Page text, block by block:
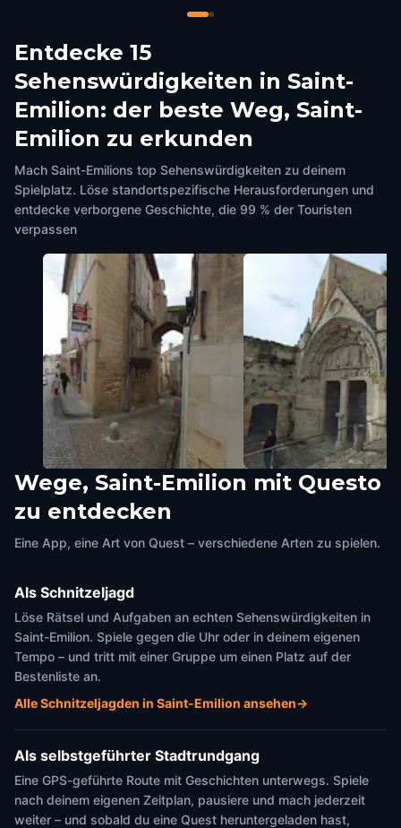
Entdecke 15
Sehenswürdigkeiten in Saint-
Emilion: der beste Weg, Saint-
Emilion zu erkunden
Mach Saint-Emilions top Sehenswürdigkeiten zu deinem
Spielplatz. Löse standortspezifische Herausforderungen und
entdecke verborgene Geschichte, die 99 % der Touristen
verpassen
Porte de la Cadène
Saint-Emilion,France
Monolithic Church
Wege, Saint-Emilion mit Questo
zu entdecken
Eine App, eine Art von Quest – verschiedene Arten zu spielen.
Als Schnitzeljagd
Löse Rätsel und Aufgaben an echten Sehenswürdigkeiten in
Saint-Emilion. Spiele gegen die Uhr oder in deinem eigenen
Tempo – und tritt mit einer Gruppe um einen Platz auf der
Bestenliste an.
Alle Schnitzeljagden in Saint-Emilion ansehen→
Als selbstgeführter Stadtrundgang
Eine GPS-geführte Route mit Geschichten unterwegs. Spiele
nach deinem eigenen Zeitplan, pausiere und mach jederzeit
weiter – und sobald du eine Quest heruntergeladen hast,